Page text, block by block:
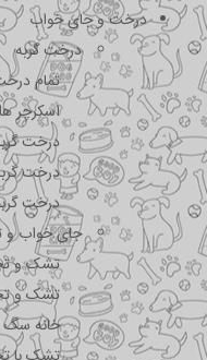
درخت و جای خواب
درخت گربه
تمام
اسکرچر
درخت
درخت
درخت
جای خواب
تشک و
تشک و
خانه سگ